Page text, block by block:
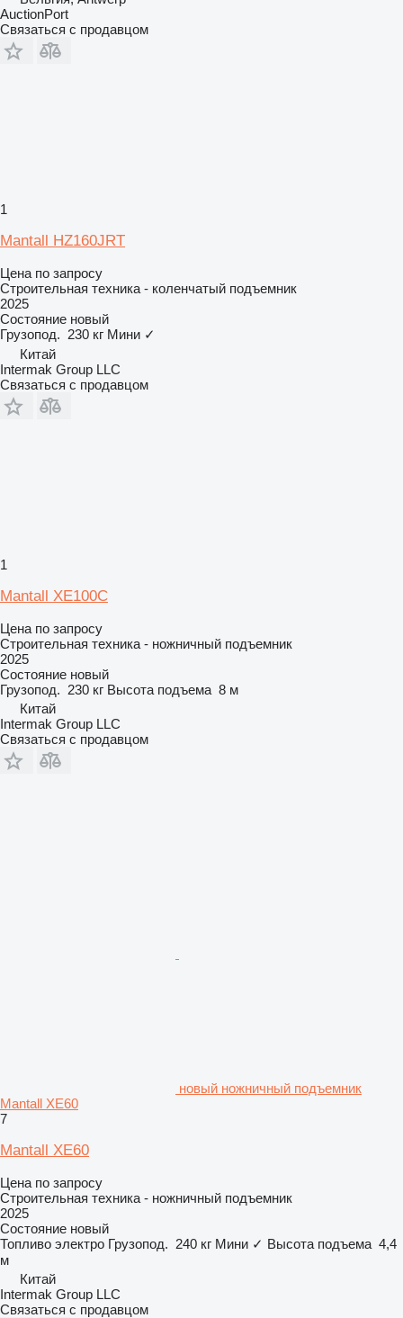
AuctionPort
Связаться с продавцом
1
Mantall HZ160JRT
Цена по запросу
Строительная техника - коленчатый подъемник
2025
Состояние новый
Грузопод. 230 кг Мини ✓
Китай
Intermak Group LLC
Связаться с продавцом
1
Mantall XE100C
Цена по запросу
Строительная техника - ножничный подъемник
2025
Состояние новый
Грузопод. 230 кг Высота подъема 8 м
Китай
Intermak Group LLC
Связаться с продавцом
новый ножничный подъемник
Mantall XE60
7
Mantall XE60
Цена по запросу
Строительная техника - ножничный подъемник
2025
Состояние новый
Топливо электро Грузопод. 240 кг Мини ✓ Высота подъема 4,4
м
Китай
Intermak Group LLC
Связаться с продавцом